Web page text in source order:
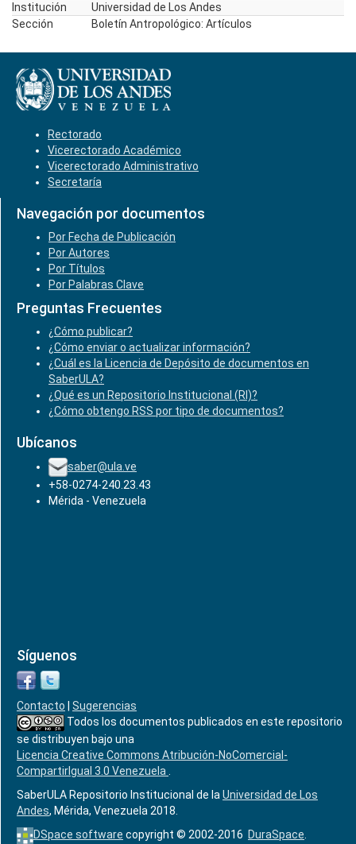
Institución
Universidad de Los Andes
Sección
Boletín Antropológico: Artículos
Rectorado
Vicerectorado Académico
Vicerectorado Administrativo
Secretaría
Navegación por documentos
Por Fecha de Publicación
Por Autores
Por Títulos
Por Palabras Clave
Preguntas Frecuentes
¿Cómo publicar?
¿Cómo enviar o actualizar información?
¿Cuál es la Licencia de Depósito de documentos en
SaberULA?
¿Qué es un Repositorio Institucional (RI)?
¿Cómo obtengo RSS por tipo de documentos?
Ubícanos
saber@ula.ve
+58-0274-240.23.43
Mérida - Venezuela
Síguenos
Contacto
Sugerencias
Todos los documentos publicados en este repositorio
se distribuyen bajo una
Licencia Creative Commons Atribución-NoComercial-
CompartirIgual 3.0 Venezuela
SaberULA Repositorio Institucional de la Universidad de Los
Andes, Mérida, Venezuela 2018.
DSpace software copyright © 2002-2016 DuraSpace